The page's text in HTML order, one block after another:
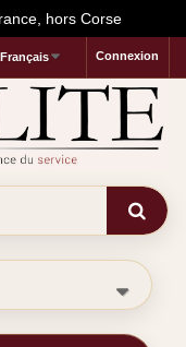
hors Corse
Connexion
Français